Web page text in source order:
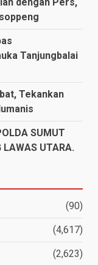
Tanjungbalai
Tekankan
SUMUT
LAWAS UTARA.
(90)
(4,617)
(2,623)